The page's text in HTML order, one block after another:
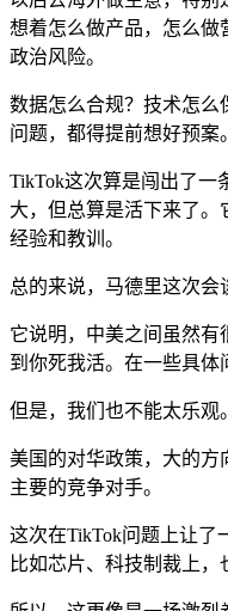
想着怎么做产品，怎么做
政治风险。
数据怎么合规？技术怎么
问题，都得提前想好预案。
TikTok这次算是闯出了一
大，但总算是活下来了
经验和教训。
总的来说，马德里这次会
它说明，中美之间虽然有
到你死我活。在一些具体
但是，我们也不能太乐观。
美国的对华政策，大的方
主要的竞争对手。
这次在TikTok问题上让了
比如芯片、科技制裁上，